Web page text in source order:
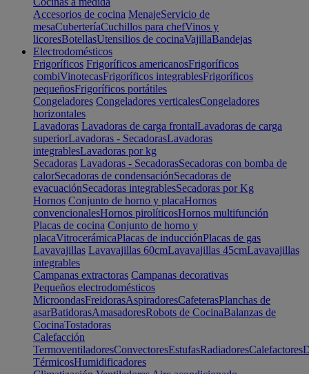
Accesorios de cocina MenajeServicio de
mesaCuberteríaCuchillos para chefVinos y
licoresBotellasUtensilios de cocinaVajillaBandejas
Electrodomésticos
Frigoríficos Frigoríficos americanosFrigoríficos
combiVinotecasFrigoríficos integrablesFrigoríficos
pequeñosFrigoríficos portátiles
Congeladores Congeladores verticalesCongeladores
horizontales
Lavadoras Lavadoras de carga frontalLavadoras de carga
superiorLavadoras - SecadorasLavadoras
integrablesLavadoras por kg
Secadoras Lavadoras - SecadorasSecadoras con bomba de
calorSecadoras de condensaciónSecadoras de
evacuaciónSecadoras integrablesSecadoras por Kg
Hornos Conjunto de horno y placaHornos
convencionalesHornos pirolíticosHornos multifunción
Placas de cocina Conjunto de horno y
placaVitrocerámicaPlacas de inducciónPlacas de gas
Lavavajillas Lavavajillas 60cmLavavajillas 45cmLavavajillas
integrables
Campanas extractoras Campanas decorativas
Pequeños electrodomésticos
MicroondasFreidorasAspiradoresCafeterasPlanchas de
asarBatidorasAmasadoresRobots de CocinaBalanzas de
CocinaTostadoras
Calefacción
TermoventiladoresConvectoresEstufasRadiadoresCalefactores
TérmicosHumidificadores